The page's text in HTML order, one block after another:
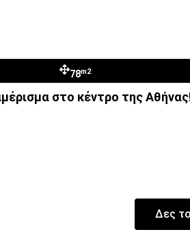
78m2
στο κέντρο της
Δες